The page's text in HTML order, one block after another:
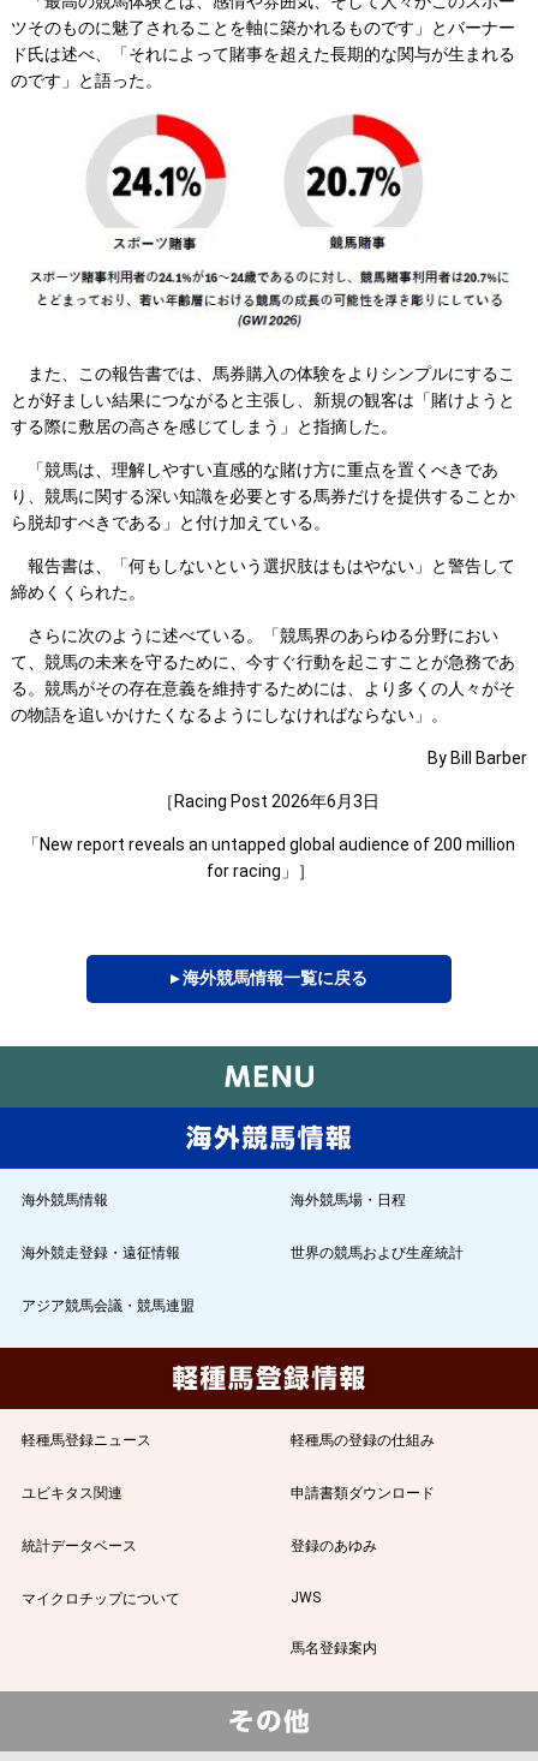
ツそのものに魅了されることを軸に築かれるものです」とバーナー
ド氏は述べ、「それによって賭事を超えた長期的な関与が生まれる
のです」と語った。
また、この報告書では、馬券購入の体験をよりシンプルにするこ
とが好ましい結果につながると主張し、新規の観客は「賭けようと
する際に敷居の高さを感じてしまう」と指摘した。
「競馬は、理解しやすい直感的な賭け方に重点を置くべきであ
り、競馬に関する深い知識を必要とする馬券だけを提供することか
ら脱却すべきである」と付け加えている。
報告書は、「何もしないという選択肢はもはやない」と警告して
締めくくられた。
さらに次のように述べている。「競馬界のあらゆる分野におい
て、競馬の未来を守るために、今すぐ行動を起こすことが急務であ
る。競馬がその存在意義を維持するためには、より多くの人々がそ
の物語を追いかけたくなるようにしなければならない」。
By Bill Barber
［Racing Post 2026年6月3日
「New report reveals an untapped global audience of 200 million
for racing」］
▸ 海外競馬情報一覧に戻る
海外競馬情報 海外競馬場・日程
海外競走登録・遠征情報 世界の競馬および生産統計
アジア競馬会議・競馬連盟
軽種馬登録ニュース 軽種馬の登録の仕組み
ユビキタス関連 申請書類ダウンロード
統計データベース 登録のあゆみ
マイクロチップについて JWS
馬名登録案内